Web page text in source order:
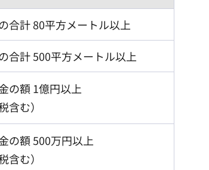
合計 80平方メートル以上
合計 500平方メートル以上
の額 1億円以上
含む）
の額 500万円以上
含む）